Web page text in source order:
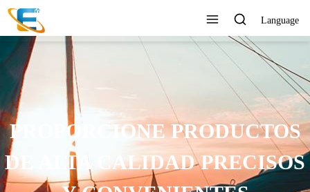
Language
SERVICIO AL CLIENTE 24
HORAS EN LÍNEA